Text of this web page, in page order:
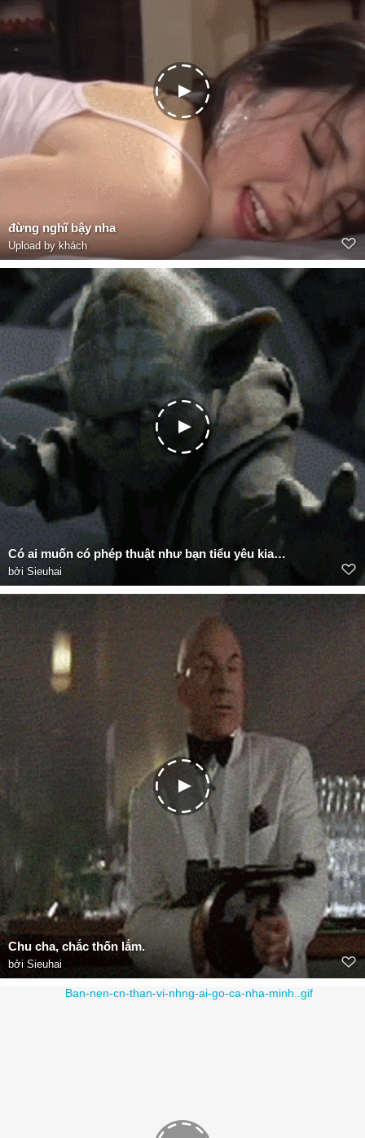
đừng nghĩ bậy nha
Upload by khách
Có ai muốn có phép thuật như bạn tiểu yêu kia không?
bởi Sieuhai
Chu cha, chắc thốn lắm.
bởi Sieuhai